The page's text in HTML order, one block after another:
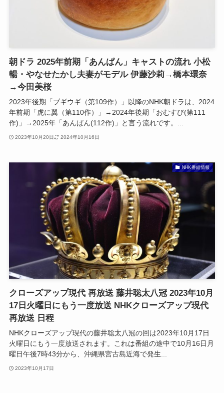
朝ドラ 2025年前期「あんぱん」キャストの流れ 小松
暢・やなせたかし夫妻がモデル 伊藤沙莉→橋本環奈
→今田美桜
2023年後期「ブギウギ（第109作）」以降のNHK朝ドラは、2024
年前期「虎に翼（第110作）」→2024年後期「おむすび(第111
作)」→2025年「あんぱん(112作)」と言う流れです。...
2023年10月20日 2024年10月16日
NHK番組情報
クローズアップ現代 再放送 藤井聡太八冠 2023年10月
17日火曜日にもう一度放送 NHKクローズアップ現代
再放送 日程
NHKクローズアップ現代の藤井聡太八冠の回は2023年10月17日
火曜日にもう一度放送されます。これは番組の途中で10月16日月
曜日午後7時43分から、沖縄県宮古島近海で発生...
2023年10月17日